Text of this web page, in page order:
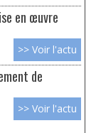
en œuvre
>> Voir l'actu
de
>> Voir l'actu